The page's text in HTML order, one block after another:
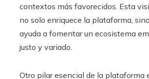
contextos más favorecidos. Esta
no solo enriquece la plataforma,
ayuda a fomentar un ecosistema
justo y variado.
Otro pilar esencial de la plataforma